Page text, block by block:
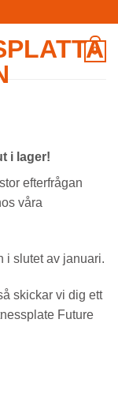
0
i lager!
efterfrågan
våra
i slutet av januari.
skickar vi dig ett
Future